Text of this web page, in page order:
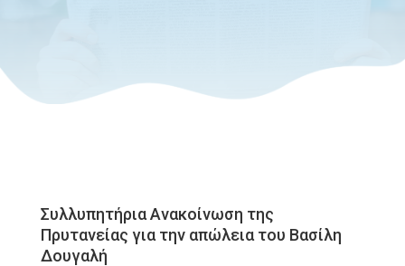
Συλλυπητήρια Ανακοίνωση της
Πρυτανείας για την απώλεια του Βασίλη
Δουγαλή